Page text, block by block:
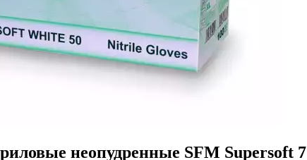
неопудренные SFM Supersoft